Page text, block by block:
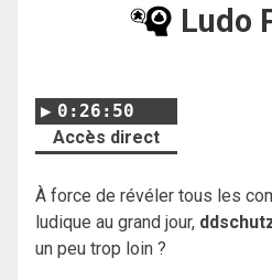
Ludo
0:26:50
Accès direct
À force de révéler tous les
ludique au grand jour,
un peu trop loin ?